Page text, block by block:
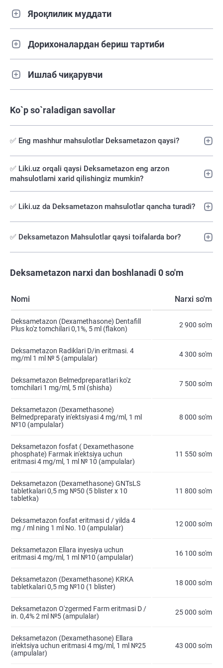
Яроқлилик муддати
Дорихоналардан бериш тартиби
Ишлаб чиқарувчи
Ko`p so`raladigan savollar
✅ Eng mashhur mahsulotlar Deksametazon qaysi?
✅️ Liki.uz orqali qaysi Deksametazon eng arzon
mahsulotlarni xarid qilishingiz mumkin?
✅ Liki.uz da Deksametazon mahsulotlar qancha turadi?
✅ Deksametazon Mahsulotlar qaysi toifalarda bor?
Deksametazon narxi dan boshlanadi 0 so'm
Nomi Narxi so'm
Deksametazon (Dexamethasone) Dentafill
Plus ko'z tomchilari 0,1%, 5 ml (flakon)
2 900 so'm
Deksametazon Radiklari D/in eritmasi. 4
mg/ml 1 ml № 5 (ampulalar)
4 300 so'm
Deksametazon Belmedpreparatlari ko'z
tomchilari 1 mg/ml, 5 ml (shisha)
7 500 so'm
Deksametazon (Dexamethasone)
Belmedpreparaty in'ektsiyasi 4 mg/ml, 1 ml
№10 (ampulalar)
8 000 so'm
Deksametazon fosfat ( Dexamethasone
phosphate) Farmak in'ektsiya uchun
eritmasi 4 mg/ml, 1 ml № 10 (ampulalar)
11 550 so'm
Deksametazon (Dexamethasone) GNTsLS
tabletkalari 0,5 mg №50 (5 blister х 10
tabletka)
11 800 so'm
Deksametazon fosfat eritmasi d / yilda 4
mg / ml ning 1 ml No. 10 (ampulalar)
12 000 so'm
Deksametazon Ellara inyesiya uchun
eritmasi 4 mg/ml, 1 ml №10 (ampulalar)
16 100 so'm
Deksametazon (Dexamethasone) KRKA
tabletkalari 0,5 mg №10 (1 blister)
18 000 so'm
Deksametazon O'zgermed Farm eritmasi D /
in. 0,4% 2 ml №5 (ampulalar)
25 000 so'm
Deksametazon (Dexamethasone) Ellara
in'ektsiya uchun eritmasi 4 mg/ml, 1 ml №25
(ampulalar)
43 000 so'm